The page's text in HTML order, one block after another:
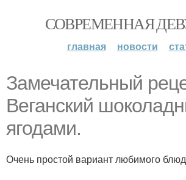
СОВРЕМЕННАЯ
главная новости
Замечательный
Веганский
ягодами.
Очень простой вариант любимого